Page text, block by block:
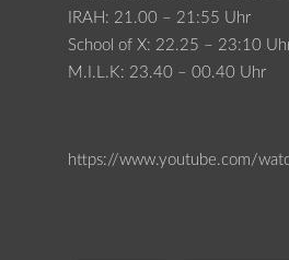
IRAH: 21.00 – 21:55 Uhr
School of X: 22.25 – 23:10
M.I.L.K: 23.40 – 00.40 Uhr
https://www.youtube.com/